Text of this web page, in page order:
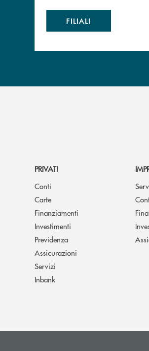
FILIALI
PRIVATI
Conti
Carte
Finanziamenti
Investimenti
Previdenza
Assicurazioni
Servizi
Inbank